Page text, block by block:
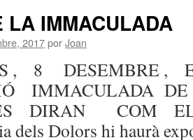
LA IMMACULADA
2017porJoan
, 8 DESEMBRE
IMMACULADA
DIRAN COM
dels Dolors hi haurà